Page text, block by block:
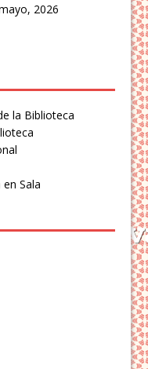
2026
la Biblioteca
Sala